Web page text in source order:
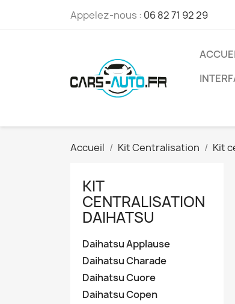
Appelez-nous : 06 82 71 92 29
Accueil Kit Centralisation Kit
KIT
CENTRALISATION
DAIHATSU
Daihatsu Applause
Daihatsu Charade
Daihatsu Cuore
Daihatsu Copen